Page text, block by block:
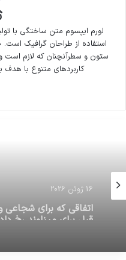
لورم ایپسوم متن ساختگی با
استفاده از طراحان گرافیک است.
ستون و سطرآنچنان که لازم است
کاربردهای متنوع با هدف
16 ژوئن 2026
16 ژوئن 2026
تمدید بخشودگی سود و
۱۰۰میلیون تا پایان خرداد